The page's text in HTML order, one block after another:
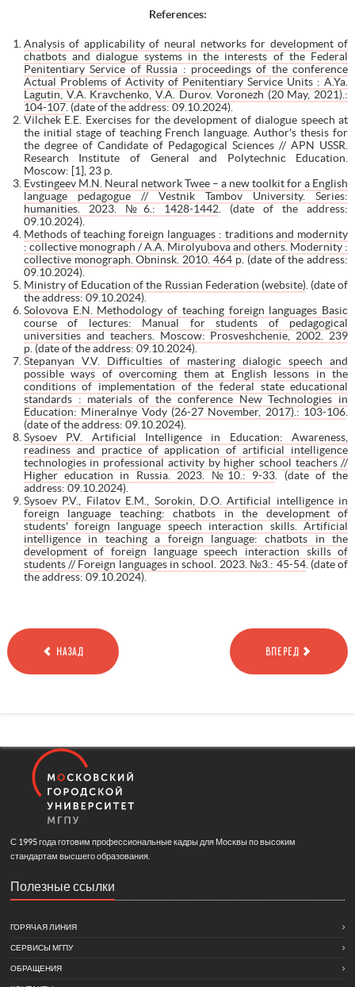
References:
Analysis of applicability of neural networks for development of
chatbots and dialogue systems in the interests of the Federal
Penitentiary Service of Russia : proceedings of the conference
Actual Problems of Activity of Penitentiary Service Units : A.Ya.
Lagutin, V.A. Kravchenko, V.A. Durov. Voronezh (20 May, 2021).:
104-107. (date of the address: 09.10.2024).
Vilchek E.E. Exercises for the development of dialogue speech at
the initial stage of teaching French language. Author's thesis for
the degree of Candidate of Pedagogical Sciences // APN USSR.
Research Institute of General and Polytechnic Education.
Moscow: [1], 23 p.
Evstingeev M.N. Neural network Twee – a new toolkit for a English
language pedagogue // Vestnik Tambov University. Series:
humanities. 2023. №6.: 1428-1442 . (date of the address:
09.10.2024).
Methods of teaching foreign languages : traditions and modernity
: collective monograph / A.A. Mirolyubova and others. Modernity :
collective monograph. Obninsk. 2010. 464 p. (date of the address:
09.10.2024).
Ministry of Education of the Russian Federation (website). (date of
the address: 09.10.2024).
Solovova E.N. Methodology of teaching foreign languages Basic
course of lectures: Manual for students of pedagogical
universities and teachers. Moscow: Prosveshchenie, 2002. 239
p. (date of the address: 09.10.2024).
Stepanyan V.V. Difficulties of mastering dialogic speech and
possible ways of overcoming them at English lessons in the
conditions of implementation of the federal state educational
standards : materials of the conference New Technologies in
Education: Mineralnye Vody (26-27 November, 2017).: 103-106
(date of the address: 09.10.2024).
Sysoev P.V. Artificial Intelligence in Education: Awareness,
readiness and practice of application of artificial intelligence
technologies in professional activity by higher school teachers //
Higher education in Russia. 2023. №10.: 9-33 . (date of the
address: 09.10.2024).
Sysoev P.V., Filatov E.M., Sorokin, D.O. Artificial intelligence in
foreign language teaching: chatbots in the development of
students' foreign language speech interaction skills. Artificial
intelligence in teaching a foreign language: chatbots in the
development of foreign language speech interaction skills of
students // Foreign languages in school. 2023. №3.: 45-54. (date of
the address: 09.10.2024).
НАЗАД ВПЕРЕД
С 1995 года готовим профессиональные кадры для Москвы по высоким
стандартам высшего образования.
Полезные ссылки
ГОРЯЧАЯ ЛИНИЯ
СЕРВИСЫ МГПУ
ОБРАЩЕНИЯ